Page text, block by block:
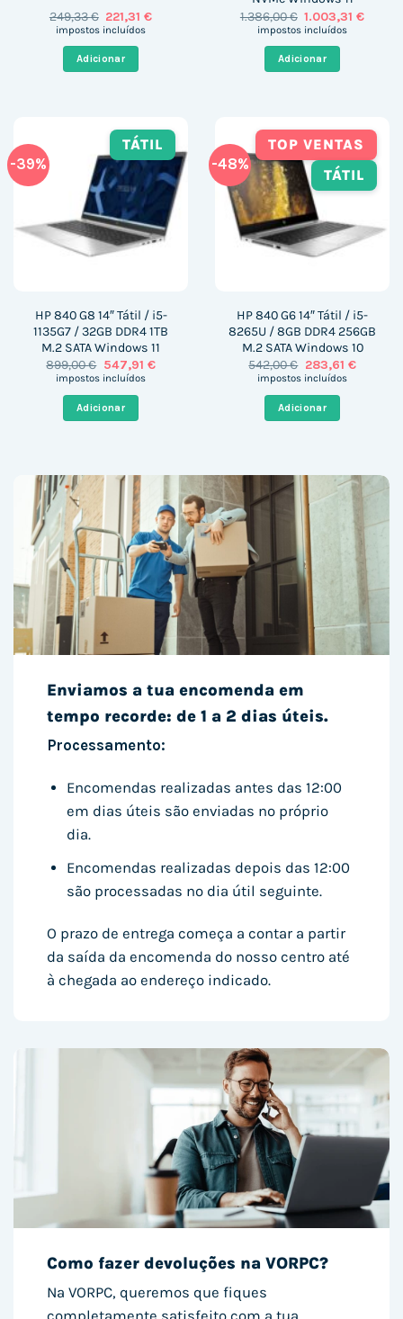
249,33€ O
preço
era:
249,33 €.
221,31€O
impostos incluídos
Adicionar
1.386,00€ O
preço
era:
1.386,00 €.
1.003,31€O
impostos incluídos
Adicionar
-39%
TÁTIL
HP 840 G8 14″ Tátil / i5-
1135G7 / 32GB DDR4 1TB
M.2 SATA Windows 11
899,00€ O
preço
899,00 €.
547,91 €O
impostos incluídos
Adicionar
-48%
TOP VENTAS
TÁTIL
HP 840 G6 14″ Tátil / i5-
8265U / 8GB DDR4 256GB
M.2 SATA Windows 10
542,00€ O
preço
542,00 €.
283,61 €O
impostos incluídos
Adicionar
Enviamos a tua encomenda em
tempo recorde: de 1 a 2 dias úteis.
Processamento:
Encomendas realizadas antes das 12:00
em dias úteis são enviadas no próprio
dia.
Encomendas realizadas depois das 12:00
são processadas no dia útil seguinte.
O prazo de entrega começa a contar a partir
da saída da encomenda do nosso centro até
à chegada ao endereço indicado.
Como fazer devoluções na VORPC?
Na VORPC, queremos que fiques